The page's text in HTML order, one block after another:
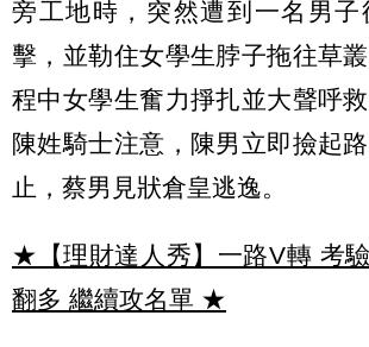
旁工地時，突然遭到一名男子
擊，並勒住女學生脖子拖往草
程中女學生奮力掙扎並大聲呼
陳姓騎士注意，陳男立即撿起
止，蔡男見狀倉皇逃逸。
★【理財達人秀】一路V轉 考
翻多 繼續攻名單 ★